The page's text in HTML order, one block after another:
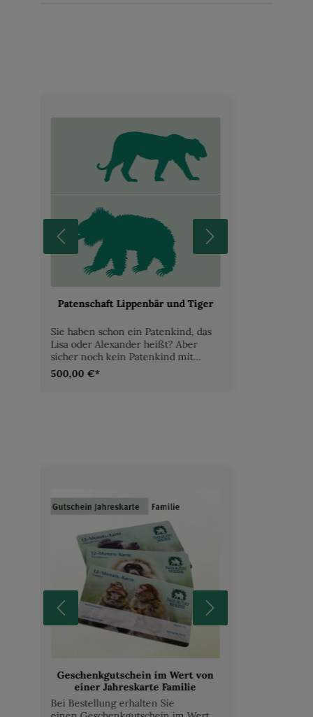
Patenschaft Lippenbär und Tiger
Sie haben schon ein Patenkind, das
Lisa oder Alexander heißt? Aber
sicher noch kein Patenkind mit
Namen Triel oder Dschelada! Im
NaturZoo Rheine können Sie
Verschönerung. Bei Übernahme
einer Tierpatenschaft erhalten Sie
eine Urkunde und auf Wunsch eine
Spendenbescheinigung zur Vorlage
beim Finanzamt. Ihr Name wird auf
unserer Patenschaftstafel im Zoo
bekannt gegeben. Bitte haben Sie
Verständnis dafür, dass Sie mit der
Übernahme einer Tierpatenschaft
keine besonderen Rechte an den
Tieren erlangen.
500,00 €*
Geschenkgutschein im Wert von
einer Jahreskarte Familie
Bei Bestellung erhalten Sie